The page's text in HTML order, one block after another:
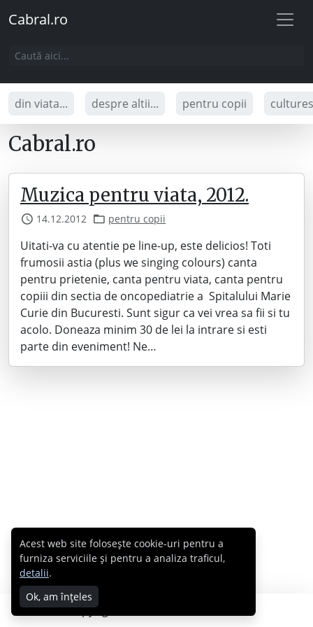
Cabral.ro
din viata... despre altii... pentru copii
Cabral.ro
Muzica pentru viata, 2012.
14.12.2012 pentru copii
Uitati-va cu atentie pe line-up, este delicios! Toti
frumosii astia (plus we singing colours) canta
pentru prietenie, canta pentru viata, canta pentru
copiii din sectia de oncopediatrie a Spitalului Marie
Curie din Bucuresti. Sunt sigur ca vei vrea sa fii si tu
acolo. Doneaza minim 30 de lei la intrare si esti
parte din eveniment! Ne…
Copyright © 2007 - 2026 Cabral.ro
Acest web site folosește cookie-uri pentru a
furniza serviciile și pentru a analiza traficul,
detalii.
Ok, am înțeles